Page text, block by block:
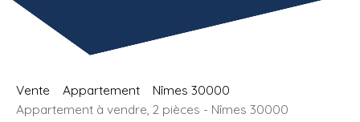
Vente Appartement
Nîmes 30000
Appartement à vendre, 2 pièces - Nîmes 30000